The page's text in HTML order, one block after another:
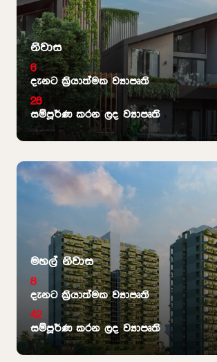
නිවාස
6
දැනට ක්‍රියාත්මක ව්‍යාපෘති
28
සම්පූර්ණ කරන ලද ව්‍යාපෘති
මහල් නිවාස
8
දැනට ක්‍රියාත්මක ව්‍යාපෘති
42
සම්පූර්ණ කරන ලද ව්‍යාපෘති